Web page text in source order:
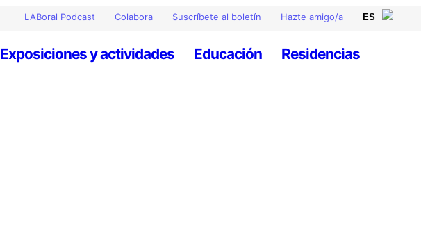
LABoral Podcast Colabora Suscríbete al boletín Hazte amigo/a
Exposiciones y actividades Educación Residencias